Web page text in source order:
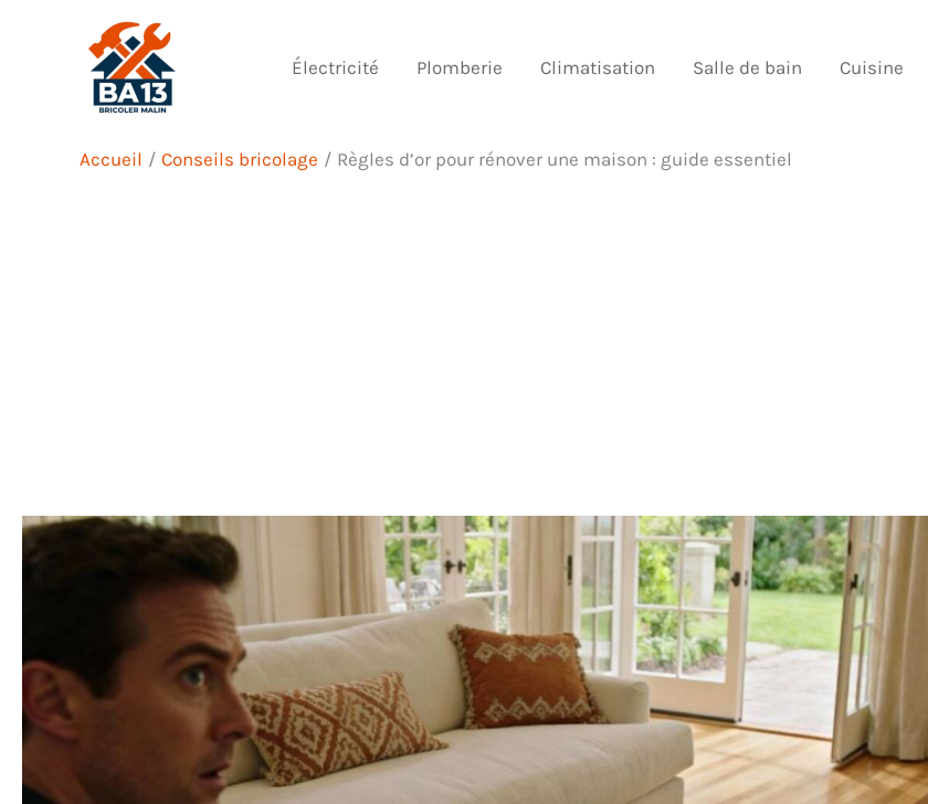
Électricité Plomberie Climatisation Salle de bain Cuisine
Accueil Conseils bricolage Règles d’or pour rénover une maison : guide essentiel